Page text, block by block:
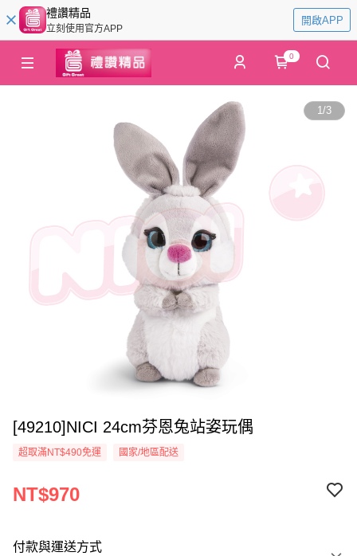
禮讚精品
立刻使用官方APP
開啟APP
0
1/3
[49210]NICI 24cm芬恩兔站姿玩偶
超取滿NT$490免運 國家/地區配送
NT$970
付款與運送方式